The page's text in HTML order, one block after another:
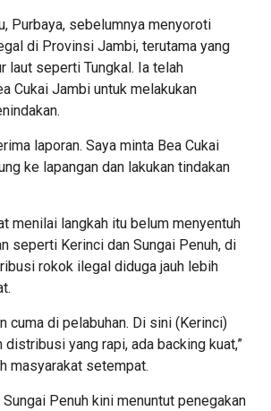
Purbaya, sebelumnya menyoroti
di Provinsi Jambi, terutama yang
laut seperti Tungkal. Ia telah
Cukai Jambi untuk melakukan
laporan. Saya minta Bea Cukai
ke lapangan dan lakukan tindakan
menilai langkah itu belum menyentuh
seperti Kerinci dan Sungai Penuh, di
rokok ilegal diduga jauh lebih
cuma di pelabuhan. Di sini (Kerinci)
distribusi yang rapi, ada backing kuat,”
masyarakat setempat.
Penuh kini menuntut penegakan